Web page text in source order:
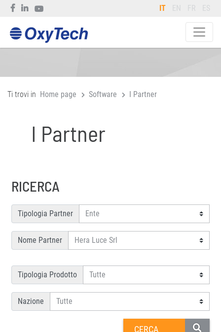
IT EN FR ES
Ti trovi in Home page Software I Partner
I Partner
RICERCA
Tipologia Partner
Nome Partner
Tipologia Prodotto
Nazione